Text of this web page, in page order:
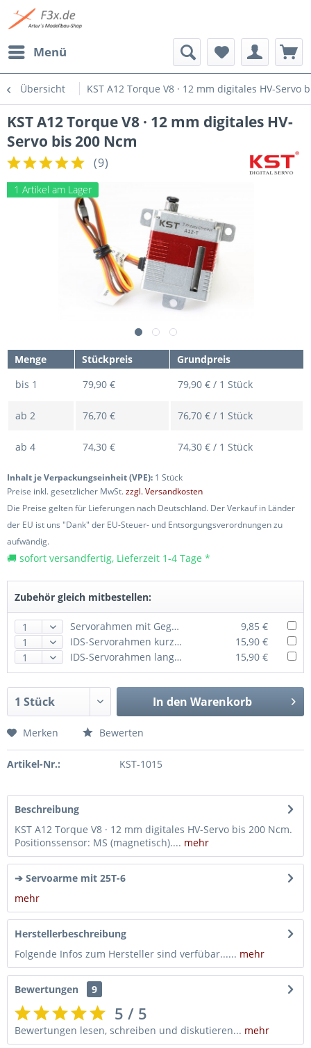
Menü
Übersicht KST A12 Torque V8 · 12 mm digitales HV-Servo
KST A12 Torque V8 · 12 mm digitales HV-
Servo bis 200 Ncm
(9)
1 Artikel am Lager
Menge Stückpreis
Grundpreis
bis 1 79,90 € 79,90 € / 1 Stück
ab 2 76,70 € 76,70 € / 1 Stück
ab 4 74,30 € 74,30 € / 1 Stück
Inhalt je Verpackungseinheit (VPE): 1 Stück
Preise inkl. gesetzlicher MwSt.zzgl. Versandkosten
Die Preise gelten für Lieferungen nach Deutschland. Der Verkauf in Länder
der EU ist uns "Dank" der EU-Steuer- und Entsorgungsverordnungen zu
aufwändig.
🚚 sofort versandfertig, Lieferzeit 1-4 Tage *
Zubehör gleich mitbestellen:
Servorahmen mit Gegenlager für KST A12 Torque und KST A12 Speed
9,85 €
IDS-Servorahmen kurz für KST A12 Torque und KST A12 Speed
15,90 €
IDS-Servorahmen lang für KST A12 Torque und KST A12 Speed
15,90 €
In den Warenkorb
Merken Bewerten
Artikel-Nr.: KST-1015
Beschreibung
KST A12 Torque V8 · 12 mm digitales HV-Servo bis 200 Ncm.
Positionssensor: MS (magnetisch).... mehr
➔ Servoarme mit 25T-6
mehr
Herstellerbeschreibung
Folgende Infos zum Hersteller sind verfübar...... mehr
Bewertungen 9
5 / 5
Bewertungen lesen, schreiben und diskutieren... mehr